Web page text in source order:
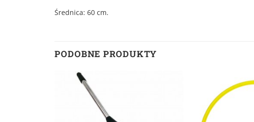
Średnica: 60 cm.
PODOBNE PRODUKTY